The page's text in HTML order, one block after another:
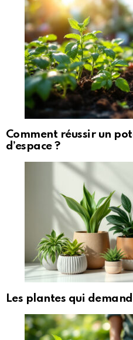
Comment réussir un
d’espace ?
Les plantes qui